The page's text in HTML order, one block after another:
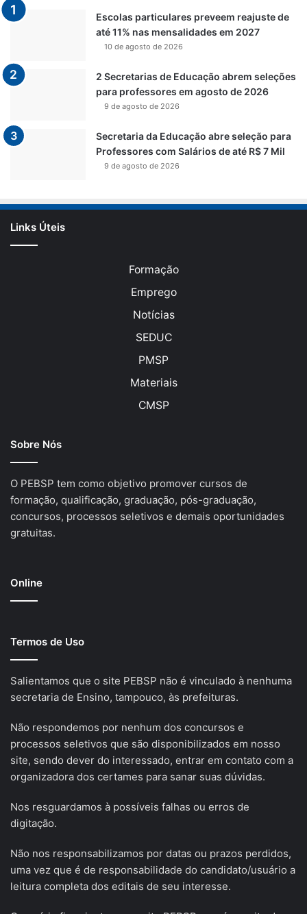
Escolas particulares preveem reajuste de
até 11% nas mensalidades em 2027
10 de agosto de 2026
2 Secretarias de Educação abrem seleções
para professores em agosto de 2026
9 de agosto de 2026
Secretaria da Educação abre seleção para
Professores com Salários de até R$ 7 Mil
9 de agosto de 2026
Links Úteis
Formação
Emprego
Notícias
SEDUC
PMSP
Materiais
CMSP
Sobre Nós
O PEBSP tem como objetivo promover cursos de
formação, qualificação, graduação, pós-graduação,
concursos, processos seletivos e demais oportunidades
gratuitas.
Online
Termos de Uso
Salientamos que o site PEBSP não é vinculado à nenhuma
secretaria de Ensino, tampouco, às prefeituras.
Não respondemos por nenhum dos concursos e
processos seletivos que são disponibilizados em nosso
site, sendo dever do interessado, entrar em contato com a
organizadora dos certames para sanar suas dúvidas.
Nos resguardamos à possíveis falhas ou erros de
digitação.
Não nos responsabilizamos por datas ou prazos perdidos,
uma vez que é de responsabilidade do candidato/usuário a
leitura completa dos editais de seu interesse.